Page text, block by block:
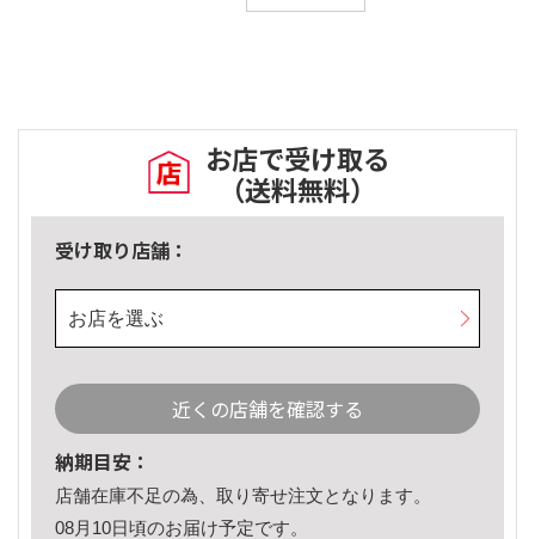
お店で受け取る
（送料無料）
受け取り店舗：
お店を選ぶ
近くの店舗を確認する
納期目安：
店舗在庫不足の為、取り寄せ注文となります。
08月10日頃のお届け予定です。